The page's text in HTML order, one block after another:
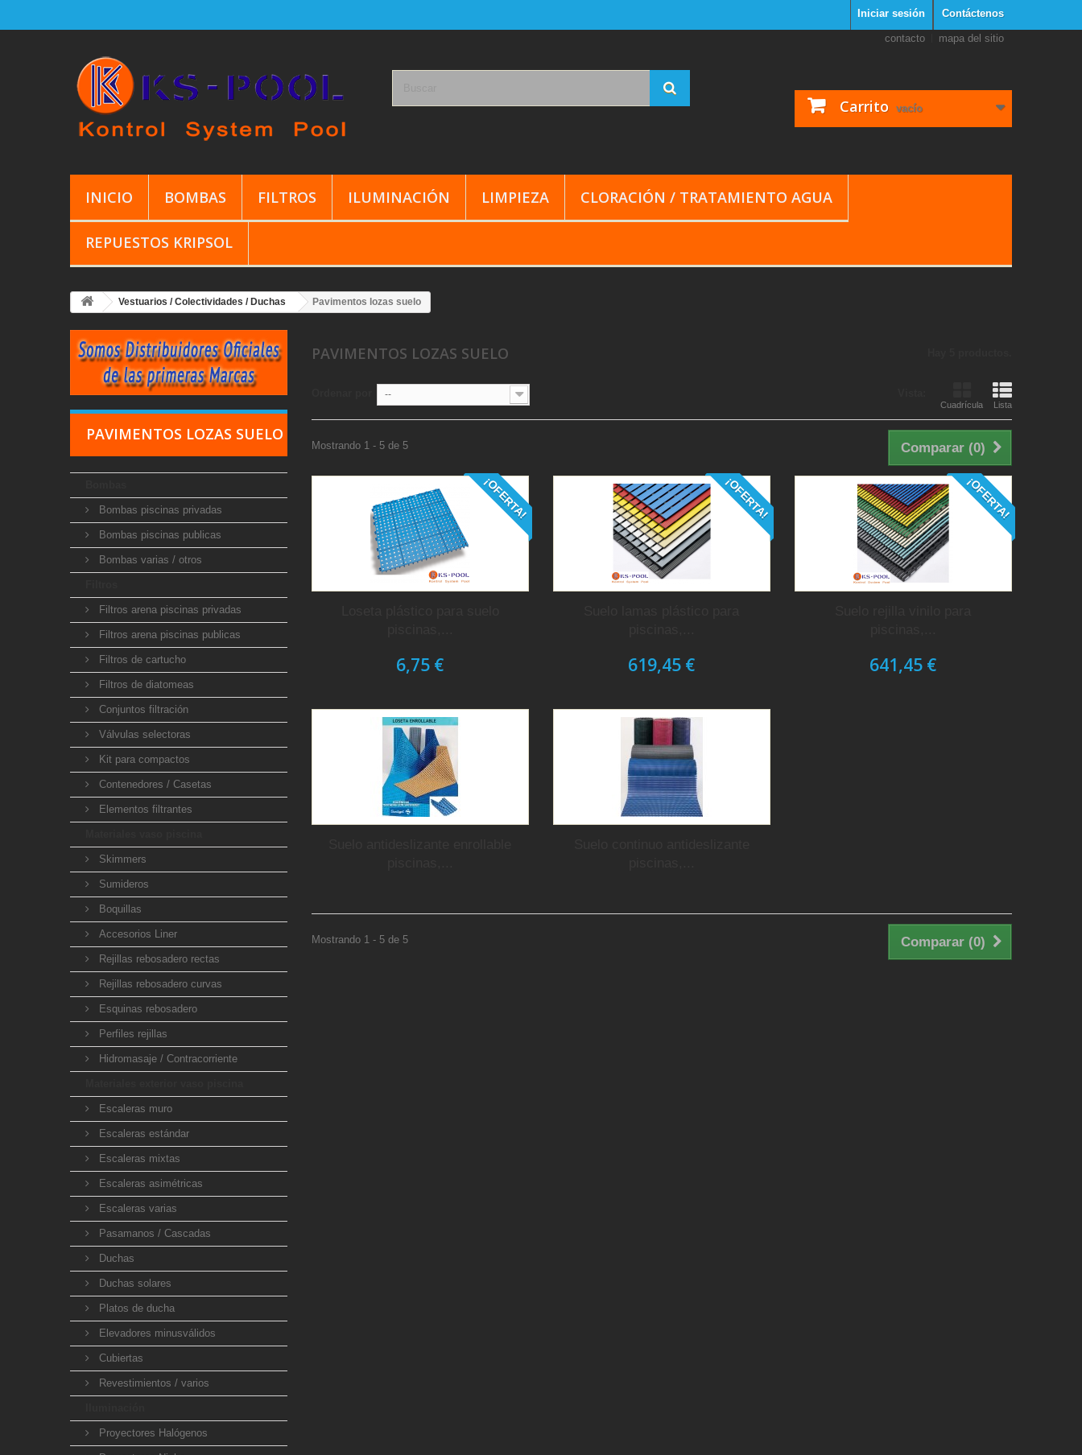
Contáctenos
Iniciar sesión
contacto mapa del sitio
Carrito vacío
INICIO BOMBAS FILTROS ILUMINACIÓN LIMPIEZA CLORACIÓN / TRATAMIENTO AGUA
REPUESTOS KRIPSOL
Vestuarios / Colectividades / Duchas Pavimentos lozas suelo
PAVIMENTOS LOZAS SUELO
Bombas piscinas privadas
Bombas piscinas publicas
Bombas varias / otros
Filtros arena piscinas privadas
Filtros arena piscinas publicas
Filtros de cartucho
Filtros de diatomeas
Conjuntos filtración
Válvulas selectoras
Kit para compactos
Contenedores / Casetas
Elementos filtrantes
Skimmers
Sumideros
Boquillas
Accesorios Liner
Rejillas rebosadero rectas
Rejillas rebosadero curvas
Esquinas rebosadero
Perfiles rejillas
Hidromasaje / Contracorriente
Escaleras muro
Escaleras estándar
Escaleras mixtas
Escaleras asimétricas
Escaleras varias
Pasamanos / Cascadas
Duchas
Duchas solares
Platos de ducha
Elevadores minusválidos
Cubiertas
Revestimientos / varios
Proyectores Halógenos
PAVIMENTOS LOZAS SUELO
Cuadrícula Lista
--
Comparar (0)
Mostrando 1 - 5 de 5
¡OFERTA!
6,75 €
¡OFERTA!
619,45 €
¡OFERTA!
641,45 €
Comparar (0)
Mostrando 1 - 5 de 5